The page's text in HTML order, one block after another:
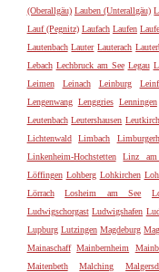
(Oberallgäu) Lauben (Unterallgäu)
Lauf (Pegnitz) Laufach Laufen
Lautenbach Lauter Lauterach
Lebach Lechbruck am See Legau
Leimen
Leinach Leinburg
Lengenwang Lenggries Lenningen
Leutenbach Leutershausen Leutkirch
Lichtenwald
Limbach
Linkenheim-Hochstetten
Linz
Löffingen Lohberg Lohkirchen
Lörrach
Losheim am See
Ludwigschorgast Ludwigshafen
Lupburg Lutzingen Magdeburg
Mainaschaff Mainbernheim
Maitenbeth
Malching